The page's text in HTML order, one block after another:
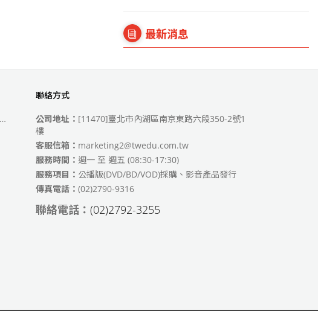
最新消息
(349)
聯絡方式
公司地址： [11470]臺北市內湖區南京東路六段350-2號1
樓
客服信箱： marketing2@twedu.com.tw
服務時間： 週一 至 週五 (08:30-17:30)
服務項目： 公播版(DVD/BD/VOD)採購、影音產品發行
傳真電話： (02)2790-9316
聯絡電話： (02)2792-3255